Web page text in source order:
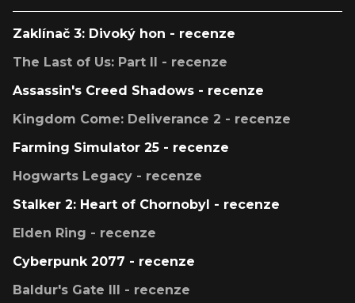
Zaklínač 3: Divoký hon - recenze
The Last of Us: Part II - recenze
Assassin's Creed Shadows - recenze
Kingdom Come: Deliverance 2 - recenze
Farming Simulator 25 - recenze
Hogwarts Legacy - recenze
Stalker 2: Heart of Chornobyl - recenze
Elden Ring - recenze
Cyberpunk 2077 - recenze
Baldur's Gate III - recenze